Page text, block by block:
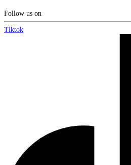
Follow us on
Tiktok